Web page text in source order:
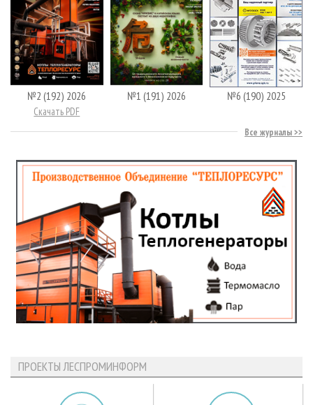
№2 (192) 2026
Скачать PDF
№1 (191) 2026 №6 (190) 2025
Все журналы
ПРОЕКТЫ ЛЕСПРОМИНФОРМ